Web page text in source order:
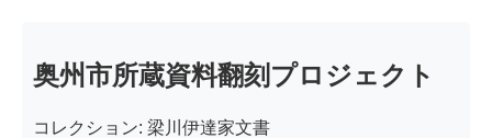
奥州市所蔵資料翻刻プロジェクト
コレクション: 梁川伊達家文書